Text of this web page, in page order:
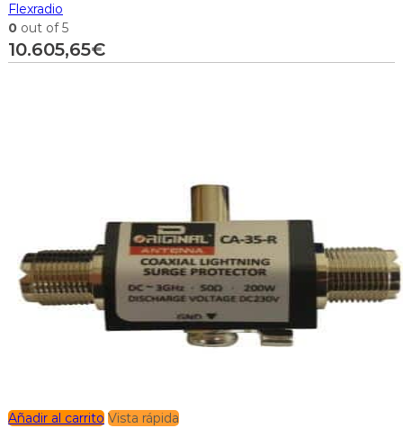
Flexradio
0 out of 5
10.605,65€
Añadir al carrito Vista rápida